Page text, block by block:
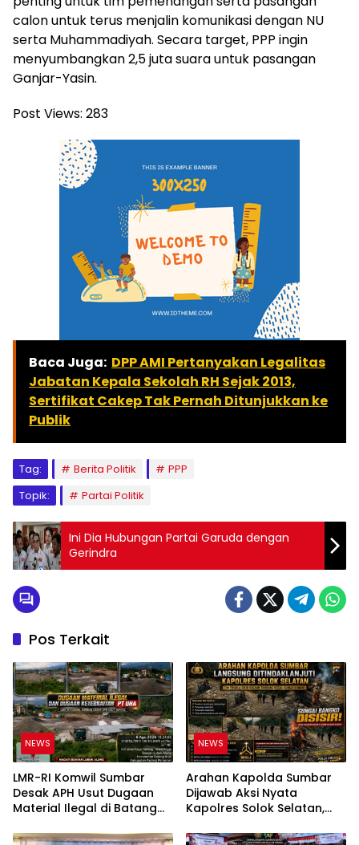
calon untuk terus menjalin komunikasi dengan NU
serta Muhammadiyah. Secara target, PPP ingin
menyumbangkan 2,5 juta suara untuk pasangan
Ganjar-Yasin.
Post Views: 283
Baca Juga: DPP AMI Pertanyakan Legalitas
Jabatan Kepala Sekolah RH Sejak 2013,
Sertifikat Cakep Tak Pernah Ditunjukkan ke
Publik
Tag: Berita Politik
PPP
Topik:
Partai Politik
Ini Dia Hubungan Partai Garuda dengan
Gerindra
Pos Terkait
NEWS
LMR-RI Komwil Sumbar
Desak APH Usut Dugaan
Material Ilegal di Batang
PT UHA Diminta Diselidiki
NEWS
Arahan Kapolda Sumbar
Dijawab Aksi Nyata
Kapolres Solok Selatan,
Bukan Sekadar Slogan